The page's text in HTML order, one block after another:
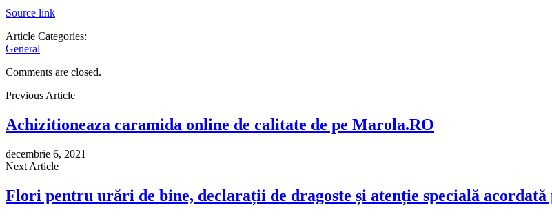
Source link
Article Categories:
General
Comments are closed.
Previous Article
Achizitioneaza caramida online de calitate de pe Marola.RO
decembrie 6, 2021
Next Article
Flori pentru urări de bine, declarații de dragoste și atenție specială acordată